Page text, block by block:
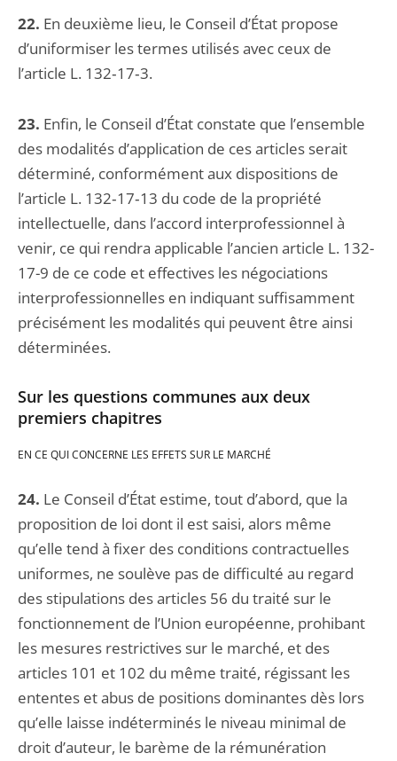
22. En deuxième lieu, le Conseil d’État propose
d’uniformiser les termes utilisés avec ceux de
l’article L. 132‑17‑3.
23. Enfin, le Conseil d’État constate que l’ensemble
des modalités d’application de ces articles serait
déterminé, conformément aux dispositions de
l’article L. 132‑17‑13 du code de la propriété
intellectuelle, dans l’accord interprofessionnel à
venir, ce qui rendra applicable l’ancien article L. 132-
17-9 de ce code et effectives les négociations
interprofessionnelles en indiquant suffisamment
précisément les modalités qui peuvent être ainsi
déterminées.
Sur les questions communes aux deux
premiers chapitres
EN CE QUI CONCERNE LES EFFETS SUR LE MARCHÉ
24. Le Conseil d’État estime, tout d’abord, que la
proposition de loi dont il est saisi, alors même
qu’elle tend à fixer des conditions contractuelles
uniformes, ne soulève pas de difficulté au regard
des stipulations des articles 56 du traité sur le
fonctionnement de l’Union européenne, prohibant
les mesures restrictives sur le marché, et des
articles 101 et 102 du même traité, régissant les
ententes et abus de positions dominantes dès lors
qu’elle laisse indéterminés le niveau minimal de
droit d’auteur, le barème de la rémunération